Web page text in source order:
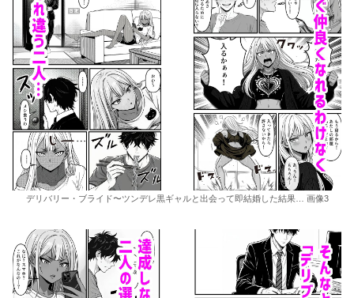
デリバリー・ブライド〜ツンデレ黒ギャルと出会って即結婚した結果… 画像3